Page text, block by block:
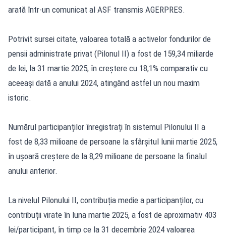
arată într-un comunicat al ASF transmis AGERPRES.
Potrivit sursei citate, valoarea totală a activelor fondurilor de
pensii administrate privat (Pilonul II) a fost de 159,34 miliarde
de lei, la 31 martie 2025, în creștere cu 18,1% comparativ cu
aceeași dată a anului 2024, atingând astfel un nou maxim
istoric.
Numărul participanților înregistrați în sistemul Pilonului II a
fost de 8,33 milioane de persoane la sfârșitul lunii martie 2025,
în ușoară creștere de la 8,29 milioane de persoane la finalul
anului anterior.
La nivelul Pilonului II, contribuția medie a participanților, cu
contribuții virate în luna martie 2025, a fost de aproximativ 403
lei/participant, în timp ce la 31 decembrie 2024 valoarea